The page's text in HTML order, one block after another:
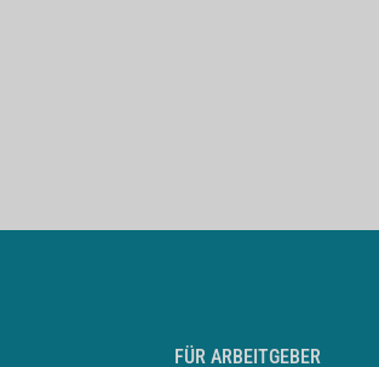
FÜR ARBEITGEBER